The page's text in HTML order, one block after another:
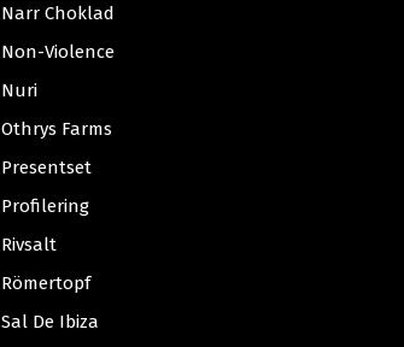
Narr Choklad
Non-Violence
Nuri
Othrys Farms
Presentset
Profilering
Rivsalt
Römertopf
Sal De Ibiza